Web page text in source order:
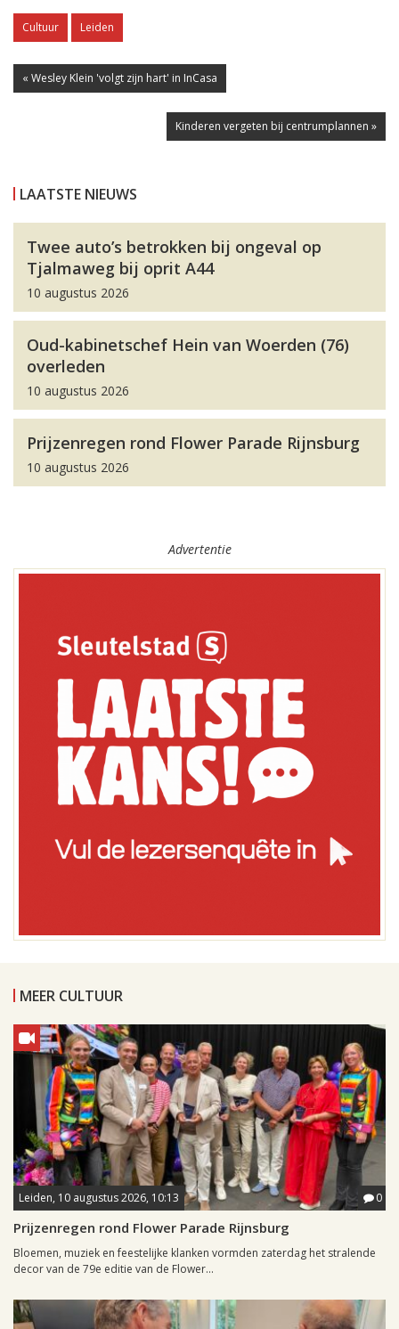
Cultuur Leiden
« Wesley Klein 'volgt zijn hart' in InCasa
Kinderen vergeten bij centrumplannen »
LAATSTE NIEUWS
Twee auto’s betrokken bij ongeval op
Tjalmaweg bij oprit A44
10 augustus 2026
Oud-kabinetschef Hein van Woerden (76)
overleden
10 augustus 2026
Prijzenregen rond Flower Parade Rijnsburg
10 augustus 2026
Advertentie
MEER CULTUUR
Leiden, 10 augustus 2026, 10:13 0
Prijzenregen rond Flower Parade Rijnsburg
Bloemen, muziek en feestelijke klanken vormden zaterdag het stralende
decor van de 79e editie van de Flower...